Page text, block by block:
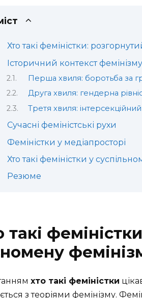
Хто такі феміністки:
Історичний контекст фемінізму
Перша хвиля: боротьба за
Друга хвиля: гендерна
Третя хвиля: інтерсекційний
Сучасні феміністські рухи
Феміністки у медіапросторі
Хто такі феміністки у
Резюме
такі
хто такі феміністки
з теоріями фемінізму.